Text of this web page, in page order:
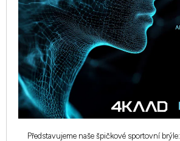
Představujeme naše špičkové sportovní brýle: